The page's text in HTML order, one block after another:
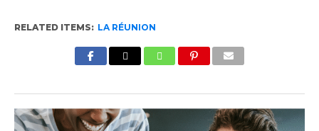
RELATED ITEMS: LA RÉUNION